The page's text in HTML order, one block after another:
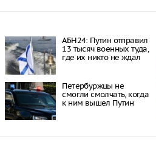
АБН24: Путин отправил
13 тысяч военных туда,
где их никто не ждал
Петербуржцы не
смогли смолчать, когда
к ним вышел Путин